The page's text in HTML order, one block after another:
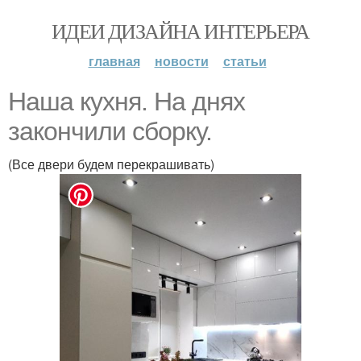
ИДЕИ ДИЗАЙНА ИНТЕРЬЕРА
главная новости статьи
Наша кухня. На днях
закончили сборку.
(Все двери будем перекрашивать)